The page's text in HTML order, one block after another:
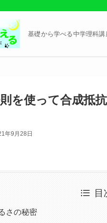
基礎から学べる中学理科講
を使って合成抵
年9月28日
目
さの秘密